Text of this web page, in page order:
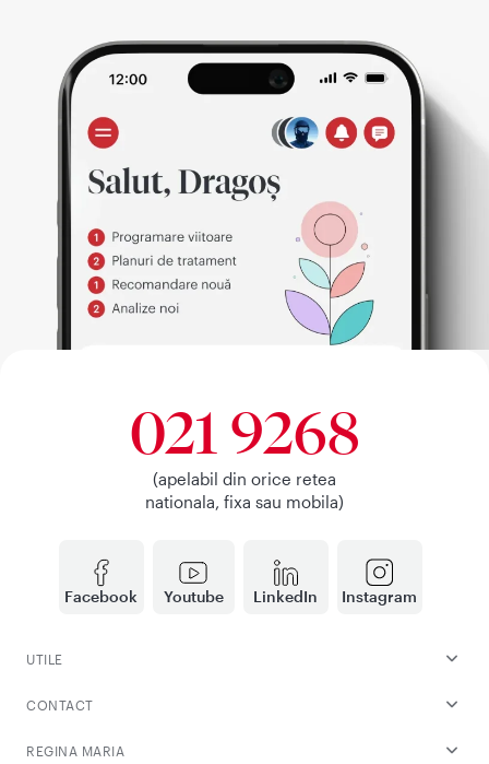
Facebook Youtube LinkedIn Instagram
021 9268
(apelabil din orice retea
nationala, fixa sau mobila)
UTILE
CONTACT
REGINA MARIA